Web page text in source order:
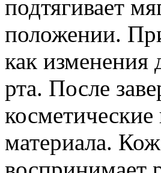
подтягивает
положении.
как изменения
рта. После
материала.